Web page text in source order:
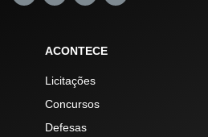
ACONTECE
Licitações
Concursos
Defesas